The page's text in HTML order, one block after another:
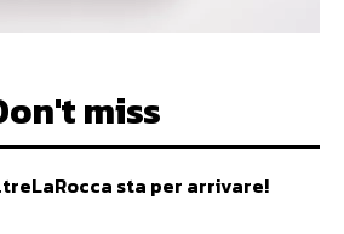
miss
sta per arrivare!